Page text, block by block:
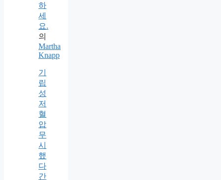
하
세
요.
의
Martha
Knapp
기
립
성
저
혈
압
무
시
했
다
간